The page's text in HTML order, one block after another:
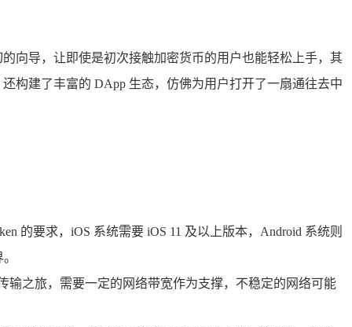
向导，让即使是初次接触加密货币的用户也能轻松上手，其
还构建了丰富的 DApp 生态，仿佛为用户打开了一扇通往去中
的要求，iOS 系统需要 iOS 11 及以上版本，Android 系统则
输之旅，需要一定的网络带宽作为支撑，不稳定的网络可能